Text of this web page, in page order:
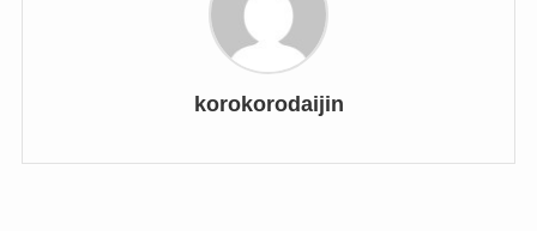
korokorodaijin